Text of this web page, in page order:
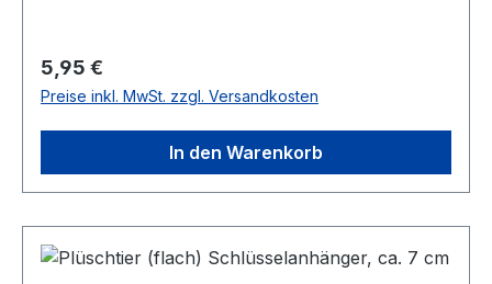
Regulärer Preis:
5,95 €
Preise inkl. MwSt. zzgl. Versandkosten
In den Warenkorb